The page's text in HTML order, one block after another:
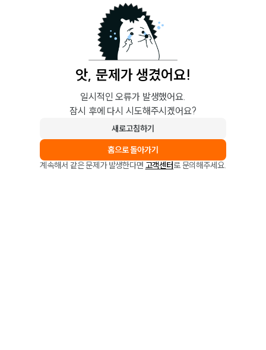
앗, 문제가 생겼어요!
일시적인 오류가 발생했어요.
잠시 후에 다시 시도해주시겠어요?
새로고침하기
홈으로 돌아가기
계속해서 같은 문제가 발생한다면 고객센터로 문의해주세요.